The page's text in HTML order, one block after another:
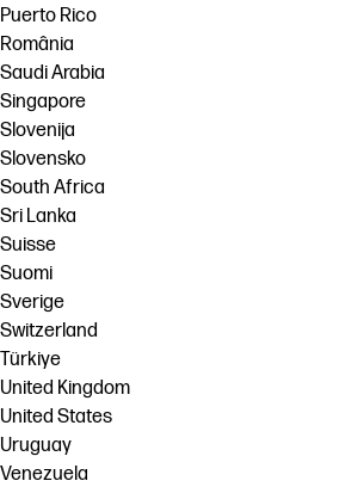
Puerto Rico
România
Saudi Arabia
Singapore
Slovenija
Slovensko
South Africa
Sri Lanka
Suisse
Suomi
Sverige
Switzerland
Türkiye
United Kingdom
United States
Uruguay
Venezuela